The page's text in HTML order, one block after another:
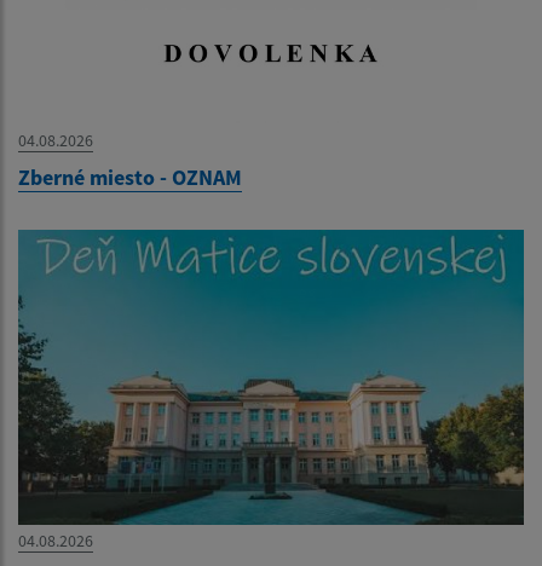
04.08.2026
Zberné miesto - OZNAM
04.08.2026